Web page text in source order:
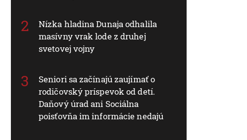
Nízka hladina Dunaja odhalila
masívny vrak lode z druhej
svetovej vojny
Seniori sa začínajú zaujímať o
rodičovský príspevok od detí.
Daňový úrad ani Sociálna
poisťovňa im informácie nedajú